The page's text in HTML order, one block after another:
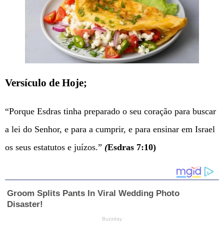
Versículo de Hoje;
“Porque Esdras tinha preparado o seu coração para buscar
a lei do Senhor, e para a cumprir, e para ensinar em Israel
os seus estatutos e juízos.” (Esdras 7:10)